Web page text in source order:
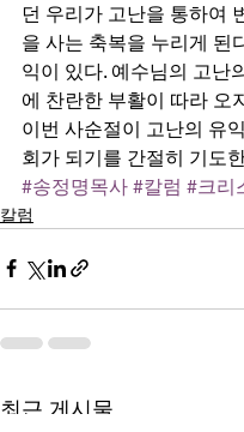
던 우리가 고난을 통하여
을 사는 축복을 누리게 된
익이 있다. 예수님의 고난
에 찬란한 부활이 따라 오
이번 사순절이 고난의 유
회가 되기를 간절히 기도
#송정명목사 #칼럼 #크리
칼럼
최근 게시물